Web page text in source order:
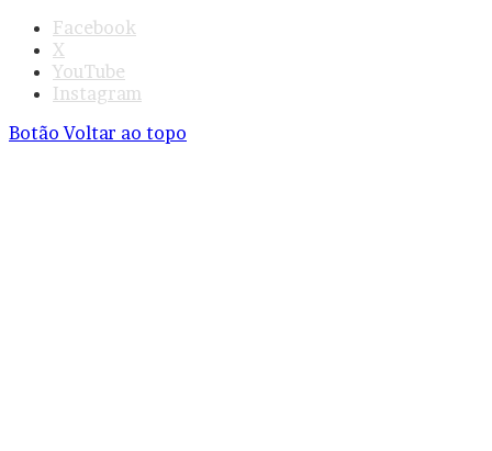
Facebook
X
YouTube
Instagram
Botão Voltar ao topo